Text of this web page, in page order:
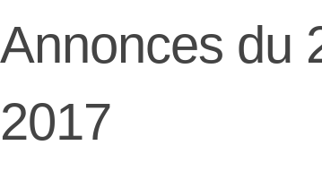
Annonces du
2017